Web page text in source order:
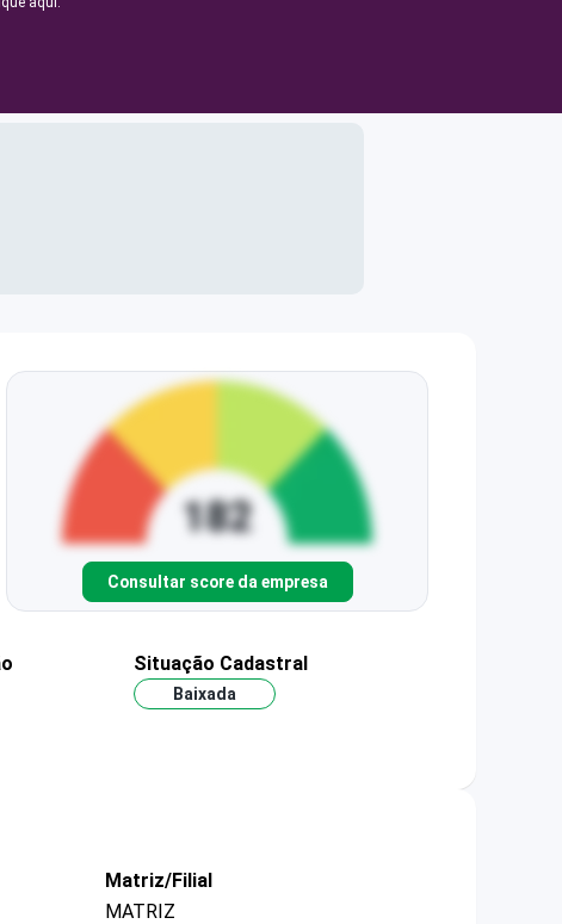
Consultar score da empresa
Situação Cadastral
Baixada
Matriz/Filial
MATRIZ